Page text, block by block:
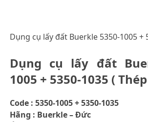
Dụng cụ lấy đất Buerkle 5350-1005 +
Dụng cụ lấy đất
1005 + 5350-1035 (
Code : 5350-1005 + 5350-1035
Hãng : Buerkle – Đức